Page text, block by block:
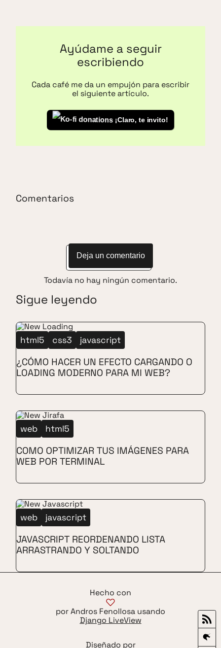
Ayúdame a seguir
escribiendo
Cada café me da un empujón para escribir
el siguiente artículo.
¡Claro, te invito!
Comentarios
Deja un comentario
Todavía no hay ningún comentario.
Sigue leyendo
html5 css3 javascript
¿CÓMO HACER UN EFECTO CARGANDO O
LOADING MODERNO PARA MI WEB?
web html5
COMO OPTIMIZAR TUS IMÁGENES PARA
WEB POR TERMINAL
web javascript
JAVASCRIPT REORDENANDO LISTA
ARRASTRANDO Y SOLTANDO
Hecho con
por Andros Fenollosa usando
Django LiveView
Diseñado por